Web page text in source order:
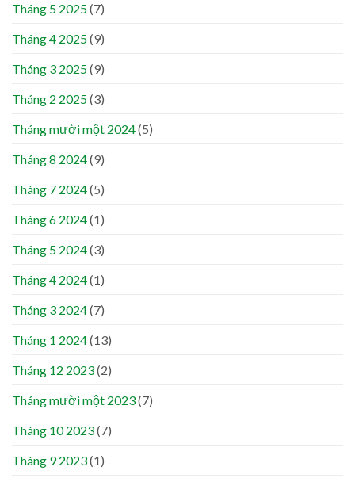
Tháng 5 2025(7)
Tháng 4 2025(9)
Tháng 3 2025(9)
Tháng 2 2025(3)
Tháng mười một 2024(5)
Tháng 8 2024(9)
Tháng 7 2024(5)
Tháng 6 2024(1)
Tháng 5 2024(3)
Tháng 4 2024(1)
Tháng 3 2024(7)
Tháng 1 2024(13)
Tháng 12 2023(2)
Tháng mười một 2023(7)
Tháng 10 2023(7)
Tháng 9 2023(1)